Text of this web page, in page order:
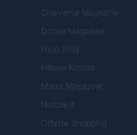
Cineverse Magazine
Donne Magazine
Food Blog
Milano Notizie
Motor Magazine
Notizie.it
Offerte Shopping